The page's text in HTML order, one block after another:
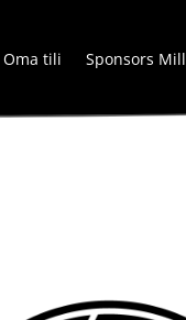
Oma tili Sponsors Mill